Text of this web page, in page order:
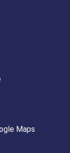
Maps